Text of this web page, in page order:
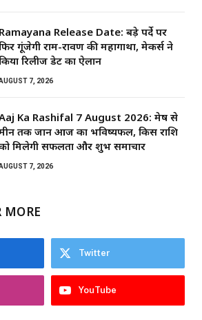
Ramayana Release Date: बड़े पर्दे पर
गूंजेगी राम-रावण की महागाथा, मेकर्स ने
रिलीज डेट का ऐलान
7, 2026
Ka Rashifal 7 August 2026: मेष से
तक जानें आज का भविष्यफल, किस राशि
मिलेगी सफलता और शुभ समाचार
7, 2026
MORE
Twitter
YouTube